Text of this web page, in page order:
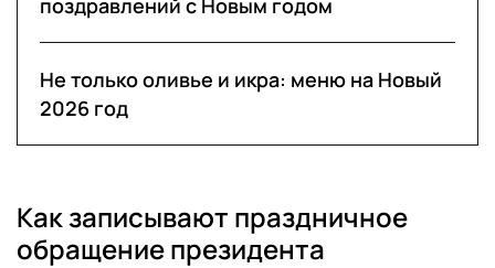
Не только оливье и икра: меню на Новый
2026 год
Как записывают праздничное
обращение президента